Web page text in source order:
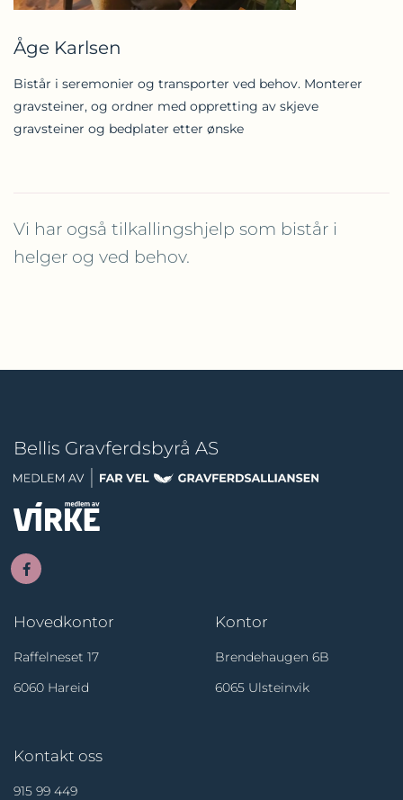
Åge Karlsen
Bistår i seremonier og transporter ved behov. Monterer
gravsteiner, og ordner med oppretting av skjeve
gravsteiner og bedplater etter ønske
Vi har også tilkallingshjelp som bistår i
helger og ved behov.
Bellis Gravferdsbyrå AS
Hovedkontor
Raffelneset 17
6060 Hareid
Kontor
Brendehaugen 6B
6065 Ulsteinvik
Kontakt oss
915 99 449